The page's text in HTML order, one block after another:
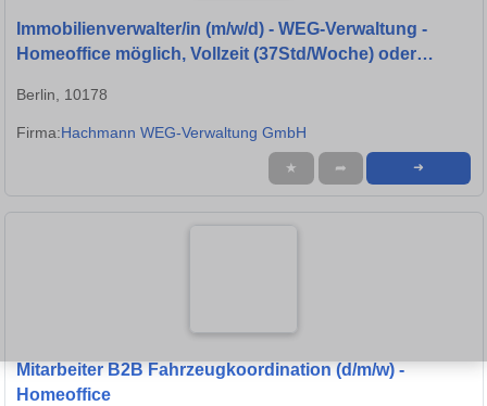
Immobilienverwalter/in (m/w/d) - WEG-Verwaltung -
Homeoffice möglich, Vollzeit (37Std/Woche) oder
Berlin, 10178
Firma:Hachmann WEG-Verwaltung GmbH
★ ➦ ➜
Mitarbeiter B2B Fahrzeugkoordination (d/m/w) -
Homeoffice